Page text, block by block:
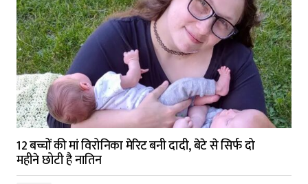
12 बच्चों की मां विरोनिका मेरिट बनी दादी, बेटे से सिर्फ दो
महीने छोटी है नातिन